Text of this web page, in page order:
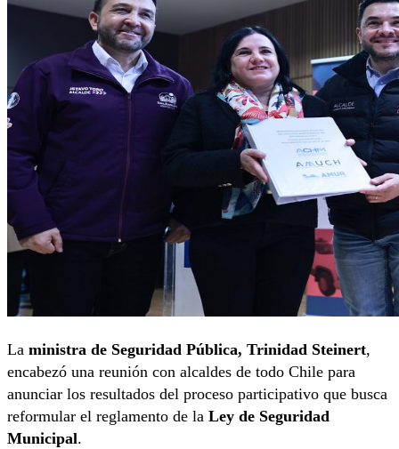
La ministra de Seguridad Pública, Trinidad Steinert,
encabezó una reunión con alcaldes de todo Chile para
anunciar los resultados del proceso participativo que busca
reformular el reglamento de la Ley de Seguridad
Municipal.